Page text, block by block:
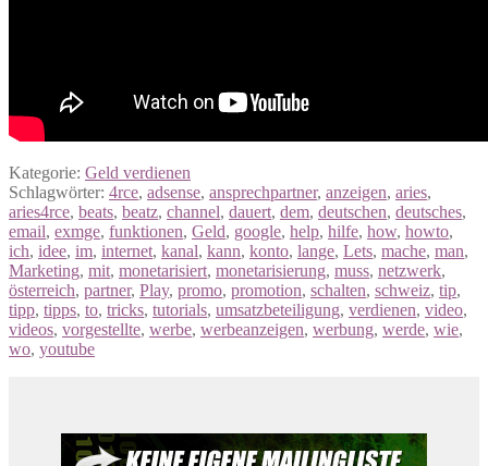
Kategorie: Geld verdienen
Schlagwörter: 4rce, adsense, ansprechpartner, anzeigen, aries,
aries4rce, beats, beatz, channel, dauert, dem, deutschen, deutsches,
email, exmge, funktionen, Geld, google, help, hilfe, how, howto,
ich, idee, im, internet, kanal, kann, konto, lange, Lets, mache, man,
Marketing, mit, monetarisiert, monetarisierung, muss, netzwerk,
österreich, partner, Play, promo, promotion, schalten, schweiz, tip,
tipp, tipps, to, tricks, tutorials, umsatzbeteiligung, verdienen, video,
videos, vorgestellte, werbe, werbeanzeigen, werbung, werde, wie,
wo, youtube